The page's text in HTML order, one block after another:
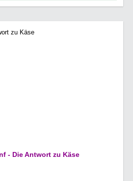
- Die Antwort zu Käse